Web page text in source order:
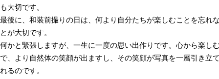
も大切です。
最後に、和装前撮りの日は、何より自分たちが楽しむことを忘れ
とが大切です。
何かと緊張しますが、一生に一度の思い出作りです。心から楽し
で、より自然体の笑顔が出ますし、その笑顔が写真を一層引き立
れるのです。